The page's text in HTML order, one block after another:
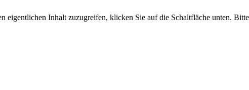
eigentlichen Inhalt zuzugreifen, klicken Sie auf die Schaltfläche unten.